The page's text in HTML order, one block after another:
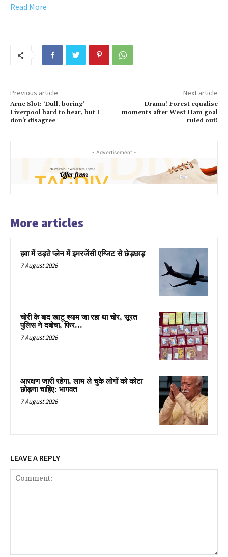
Read More
Previous article
Arne Slot: ‘Dull, boring’
Liverpool hard to hear, but I
don’t disagree
Next article
Drama! Forest equalise
moments after West Ham goal
ruled out!
- Advertisement -
More articles
हवा में उड़ते प्लेन में इमरजेंसी एग्जिट से छेड़छाड़
7 August 2026
चोरी के बाद खाटू श्याम जा रहा था चोर, सूरत
पुलिस ने दबोचा, फिर…
7 August 2026
आरक्षण जारी रहेगा, लाभ ले चुके लोगों को कोटा
छोड़ना चाहिए: भागवत
7 August 2026
LEAVE A REPLY